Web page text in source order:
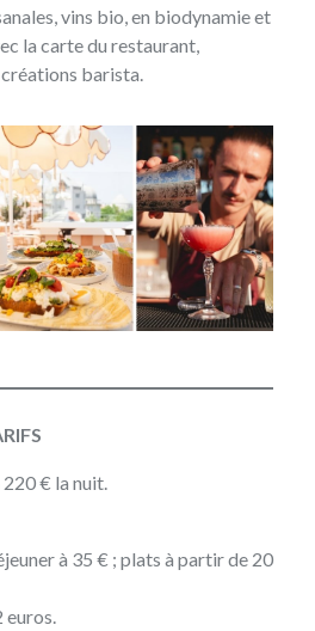
vins bio, en biodynamie et
la carte du restaurant,
barista.
€ la nuit.
à 35 € ; plats à partir de 20